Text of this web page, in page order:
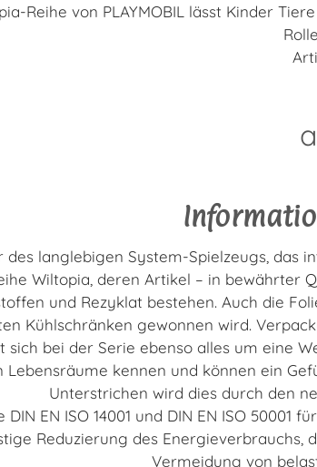
Reihe von PLAYMOBIL lässt Kinder
des langlebigen System-Spielzeugs, das
Wiltopia, deren Artikel – in bewährter
und Rezyklat bestehen. Auch die
Kühlschränken gewonnen wird.
sich bei der Serie ebenso alles um eine
Lebensräume kennen und können ein
Unterstrichen wird dies durch den
DIN EN ISO 14001 und DIN EN ISO
Reduzierung des
Vermeidung von